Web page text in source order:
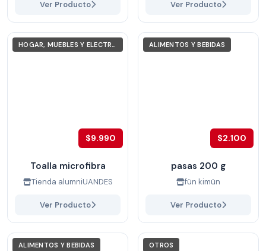
Ver Producto Ver Producto
HOGAR, MUEBLES Y ELECTRODOMÉSTICOS
$9.990
Toalla microfibra
Tienda alumniUANDES
Ver Producto
ALIMENTOS Y BEBIDAS
$2.100
pasas 200 g
fün kimün
Ver Producto
ALIMENTOS Y BEBIDAS OTROS